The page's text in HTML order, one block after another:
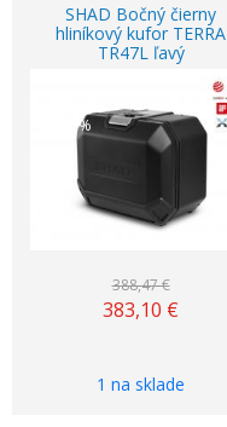
SHAD Bočný čierny
hliníkový kufor TERRA
TR47L ľavý
-1%
388,47 €
383,10 €
1 na sklade